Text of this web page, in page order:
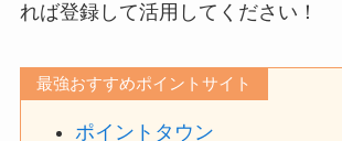
れば登録して活用してください！
最強おすすめポイントサイト
ポイントタウン